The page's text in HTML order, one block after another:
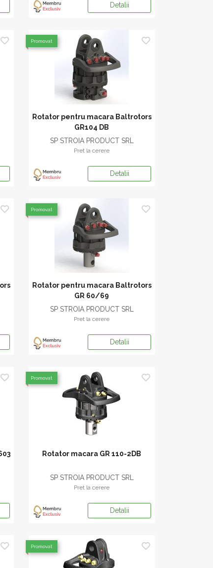
Detalii
Rotator pentru macara Baltrotors
GR104 DB
SP STROIA PRODUCT SRL
Pret la cerere
Detalii
Promovat
Rotator pentru macara Baltrotors
GR 60/69
SP STROIA PRODUCT SRL
Pret la cerere
Detalii
Promovat
Rotator macara GR 110-2DB
SP STROIA PRODUCT SRL
Pret la cerere
Detalii
Promovat
Promovat